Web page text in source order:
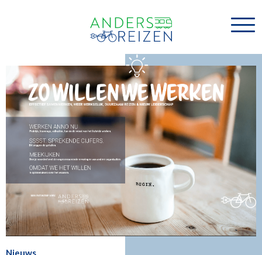
Nieuws